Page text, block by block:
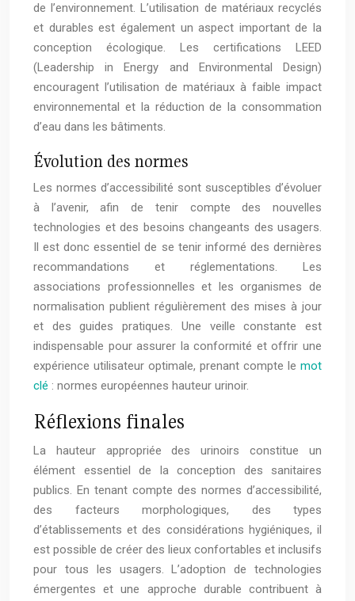
de l’environnement. L’utilisation de matériaux recyclés
et durables est également un aspect important de la
conception écologique. Les certifications LEED
(Leadership in Energy and Environmental Design)
encouragent l’utilisation de matériaux à faible impact
environnemental et la réduction de la consommation
d’eau dans les bâtiments.
Évolution des normes
Les normes d’accessibilité sont susceptibles d’évoluer
à l’avenir, afin de tenir compte des nouvelles
technologies et des besoins changeants des usagers.
Il est donc essentiel de se tenir informé des dernières
recommandations et réglementations. Les
associations professionnelles et les organismes de
normalisation publient régulièrement des mises à jour
et des guides pratiques. Une veille constante est
indispensable pour assurer la conformité et offrir une
expérience utilisateur optimale, prenant compte le mot
clé : normes européennes hauteur urinoir.
Réflexions finales
La hauteur appropriée des urinoirs constitue un
élément essentiel de la conception des sanitaires
publics. En tenant compte des normes d’accessibilité,
des facteurs morphologiques, des types
d’établissements et des considérations hygiéniques, il
est possible de créer des lieux confortables et inclusifs
pour tous les usagers. L’adoption de technologies
émergentes et une approche durable contribuent à